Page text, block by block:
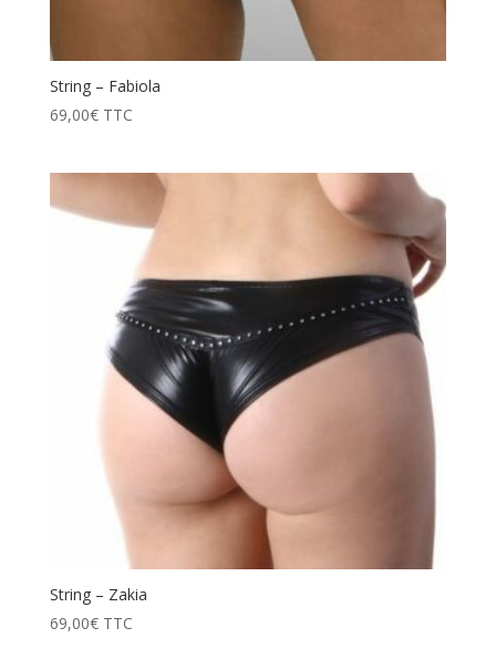
String – Fabiola
69,00€ TTC
String – Zakia
69,00€ TTC